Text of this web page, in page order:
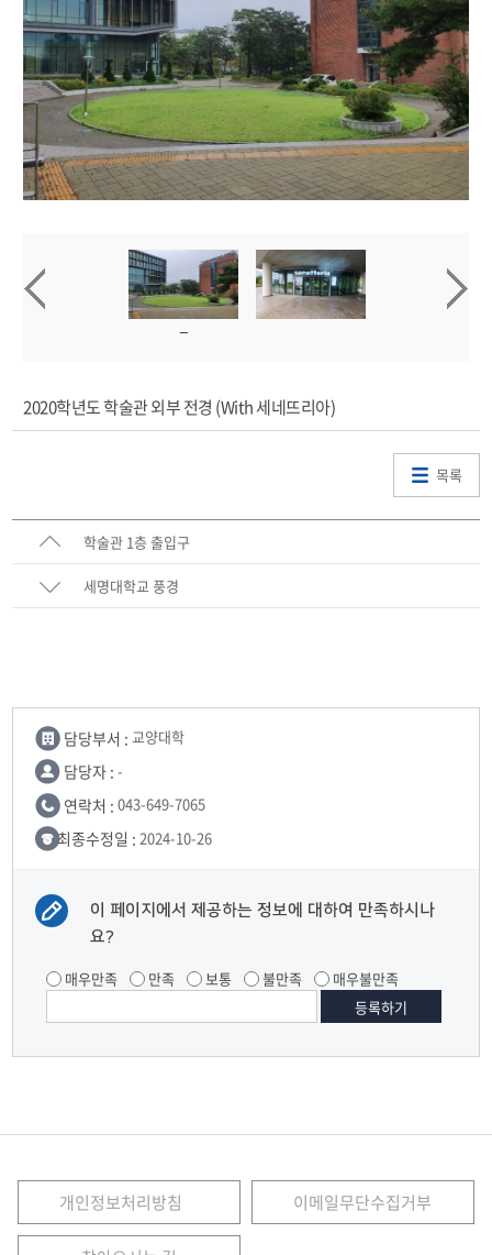
2020학년도 학술관 외부 전경 (With 세네뜨리아)
목록
학술관 1층 출입구
세명대학교 풍경
담당부서 : 교양대학
담당자 : -
연락처 : 043-649-7065
최종수정일 : 2024-10-26
이 페이지에서 제공하는 정보에 대하여 만족하시나
요?
매우만족 만족 보통 불만족 매우불만족
개인정보처리방침 이메일무단수집거부